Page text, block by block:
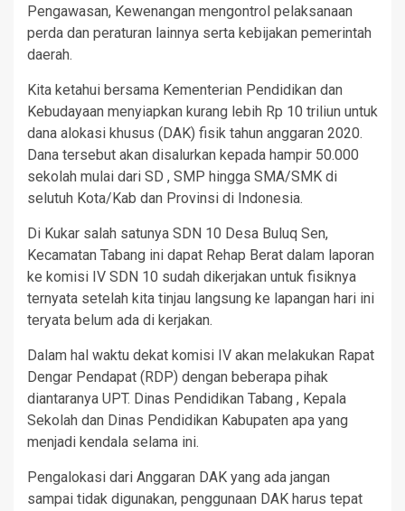
Pengawasan, Kewenangan mengontrol pelaksanaan
perda dan peraturan lainnya serta kebijakan pemerintah
daerah.
Kita ketahui bersama Kementerian Pendidikan dan
Kebudayaan menyiapkan kurang lebih Rp 10 triliun untuk
dana alokasi khusus (DAK) fisik tahun anggaran 2020.
Dana tersebut akan disalurkan kepada hampir 50.000
sekolah mulai dari SD , SMP hingga SMA/SMK di
selutuh Kota/Kab dan Provinsi di Indonesia.
Di Kukar salah satunya SDN 10 Desa Buluq Sen,
Kecamatan Tabang ini dapat Rehap Berat dalam laporan
ke komisi IV SDN 10 sudah dikerjakan untuk fisiknya
ternyata setelah kita tinjau langsung ke lapangan hari ini
teryata belum ada di kerjakan.
Dalam hal waktu dekat komisi IV akan melakukan Rapat
Dengar Pendapat (RDP) dengan beberapa pihak
diantaranya UPT. Dinas Pendidikan Tabang , Kepala
Sekolah dan Dinas Pendidikan Kabupaten apa yang
menjadi kendala selama ini.
Pengalokasi dari Anggaran DAK yang ada jangan
sampai tidak digunakan, penggunaan DAK harus tepat